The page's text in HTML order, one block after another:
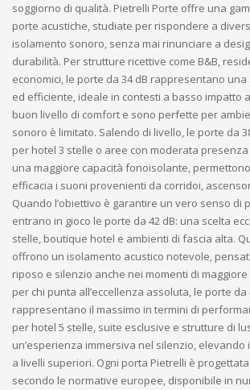
soggiorno di qualità. Pietrelli Porte offre una
porte acustiche, studiate per rispondere a
isolamento sonoro, senza mai rinunciare a
durabilità. Per strutture ricettive come B&B,
economici, le porte da 34 dB rappresentano
ed efficiente, ideale in contesti a basso impatto
buon livello di comfort e sono perfette per
sonoro è limitato. Salendo di livello, le porte da
per hotel 3 stelle o aree con moderata
una maggiore capacità fonoisolante,
efficacia i suoni provenienti da corridoi,
Quando l’obiettivo è garantire un vero senso di
entrano in gioco le porte da 42 dB: una scelta
stelle, boutique hotel e ambienti di fascia alta.
offrono un isolamento acustico notevole,
riposo e silenzio anche nei momenti di
per chi punta all’eccellenza assoluta, le porte da
rappresentano il massimo in termini di
per hotel 5 stelle, suite esclusive e strutture di
un’esperienza immersiva nel silenzio, elevando
a livelli superiori. Ogni porta Pietrelli è
secondo le normative europee, disponibile in